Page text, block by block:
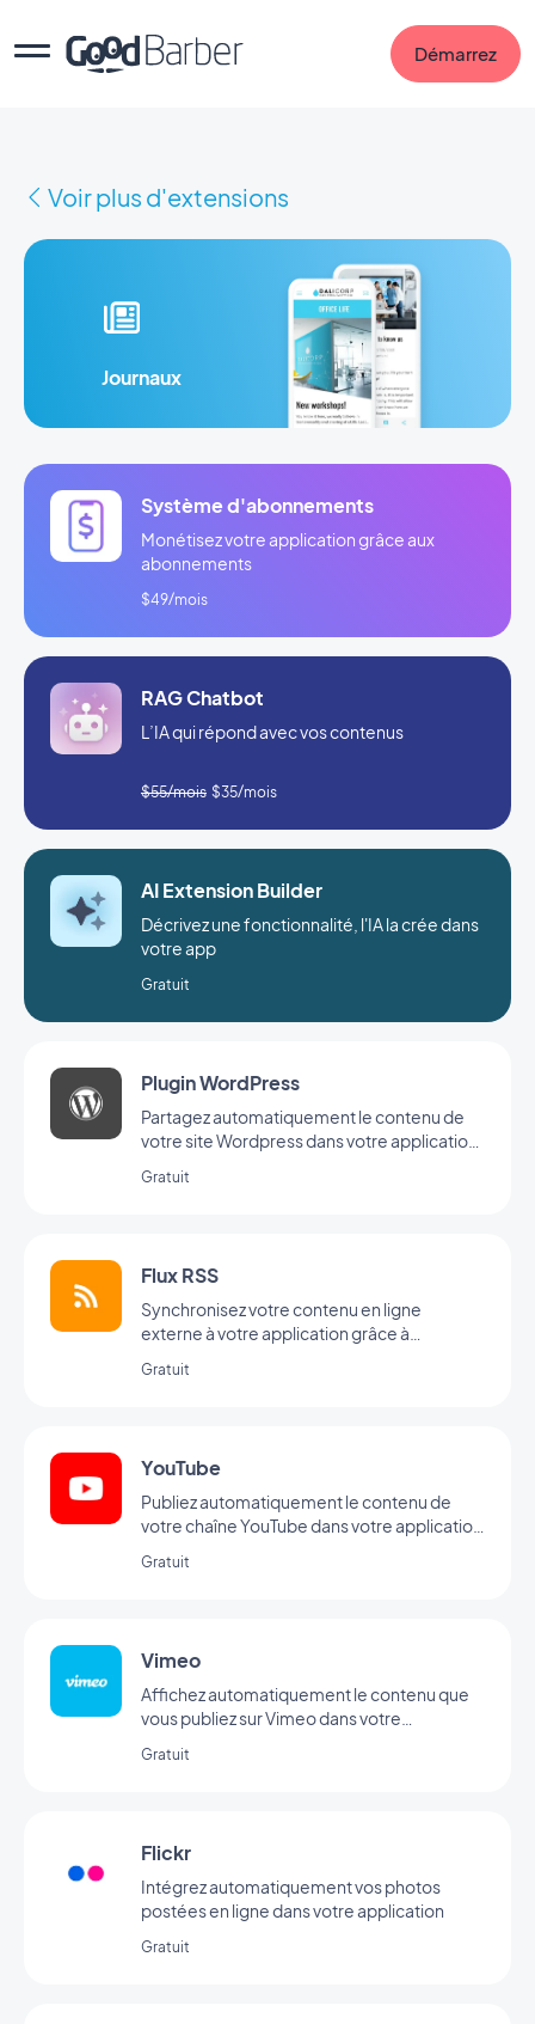
Démarrez
Voir plus d'extensions
Journaux
Système d'abonnements
Monétisez votre application grâce aux
abonnements
$49/mois
Plugin WordPress
Partagez automatiquement le contenu de
votre site Wordpress dans votre application
Gratuit
Flux RSS
Synchronisez votre contenu en ligne
externe à votre application grâce à
Gratuit
YouTube
Publiez automatiquement le contenu de
votre chaîne YouTube dans votre application
Gratuit
Vimeo
Affichez automatiquement le contenu que
vous publiez sur Vimeo dans votre
Vimeo, pour une synchronisation en temps
Gratuit
Flickr
Intégrez automatiquement vos photos
postées en ligne dans votre application
Gratuit
RAG Chatbot
L’IA qui répond avec vos contenus
$55/mois $35/mois
AI Extension Builder
Décrivez une fonctionnalité, l'IA la crée dans
votre app
Gratuit